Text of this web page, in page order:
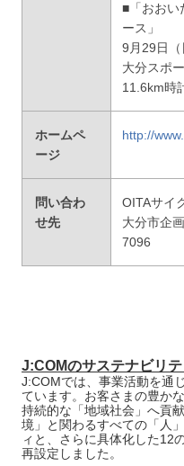
■「おおい
ース」
9月29日（
大分スポ
11.6km時
ホームペ
ージ
http://
問い合わ
せ先
OITAサイ
大分市企
7096
J:COMのサステナビリテ
J:COMでは、事業活動を通
ています。お客さまの豊か
持続的な「地域社会」へ貢
境」と関わるすべての「人
ィと、さらに具体化した12
再設定しました。